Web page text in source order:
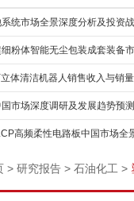
系统市场全景深度分析及投资
细粉体智能无尘包装成套装备
立体清洁机器人销售收入与销
市场深度调研及发展趋势预测
高频柔性电路板中国市场全
> 研究报告 > 石油化工 >